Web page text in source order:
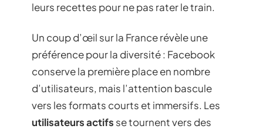
leurs recettes pour ne pas rater le train.
Un coup d’œil sur la France révèle une
préférence pour la diversité : Facebook
conserve la première place en nombre
d’utilisateurs, mais l’attention bascule
vers les formats courts et immersifs. Les
utilisateurs actifs se tournent vers des